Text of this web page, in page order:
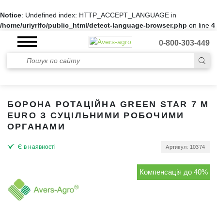
Notice: Undefined index: HTTP_ACCEPT_LANGUAGE in
/home/uriyrlfo/public_html/detect-language-browser.php on line 4
0-800-303-449
БОРОНА РОТАЦІЙНА GREEN STAR 7 М
EURO З СУЦІЛЬНИМИ РОБОЧИМИ
ОРГАНАМИ
Є в наявності Артикул: 10374
Компенсація до 40%